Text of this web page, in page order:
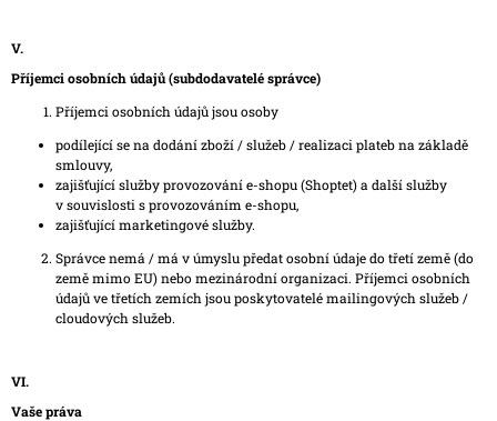
V.
Příjemci osobních údajů (subdodavatelé správce)
Příjemci osobních údajů jsou osoby
podílející se na dodání zboží / služeb / realizaci plateb na základě
smlouvy,
zajišťující služby provozování e-shopu (Shoptet) a další služby
v souvislosti s provozováním e-shopu,
zajišťující marketingové služby.
Správce nemá / má v úmyslu předat osobní údaje do třetí země (do
země mimo EU) nebo mezinárodní organizaci. Příjemci osobních
údajů ve třetích zemích jsou poskytovatelé mailingových služeb /
cloudových služeb.
VI.
Vaše práva